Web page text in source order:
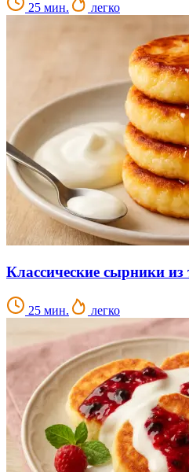
25 мин. легко
Классические сырники из
25 мин. легко